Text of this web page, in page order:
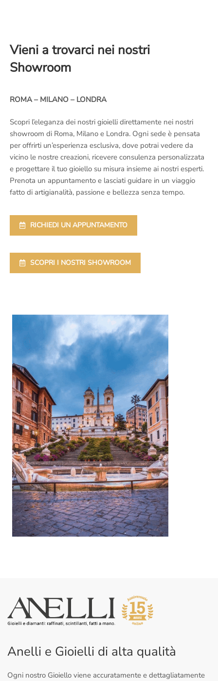
Vieni a trovarci nei nostri
Showroom
ROMA – MILANO – LONDRA
Scopri l’eleganza dei nostri gioielli direttamente nei nostri
showroom di Roma, Milano e Londra. Ogni sede è pensata
per offrirti un’esperienza esclusiva, dove potrai vedere da
vicino le nostre creazioni, ricevere consulenza personalizzata
e progettare il tuo gioiello su misura insieme ai nostri esperti.
Prenota un appuntamento e lasciati guidare in un viaggio
fatto di artigianalità, passione e bellezza senza tempo.
RICHIEDI UN APPUNTAMENTO
SCOPRI I NOSTRI SHOWROOM
Anelli e Gioielli di alta qualità
Ogni nostro Gioiello viene accuratamente e dettagliatamente